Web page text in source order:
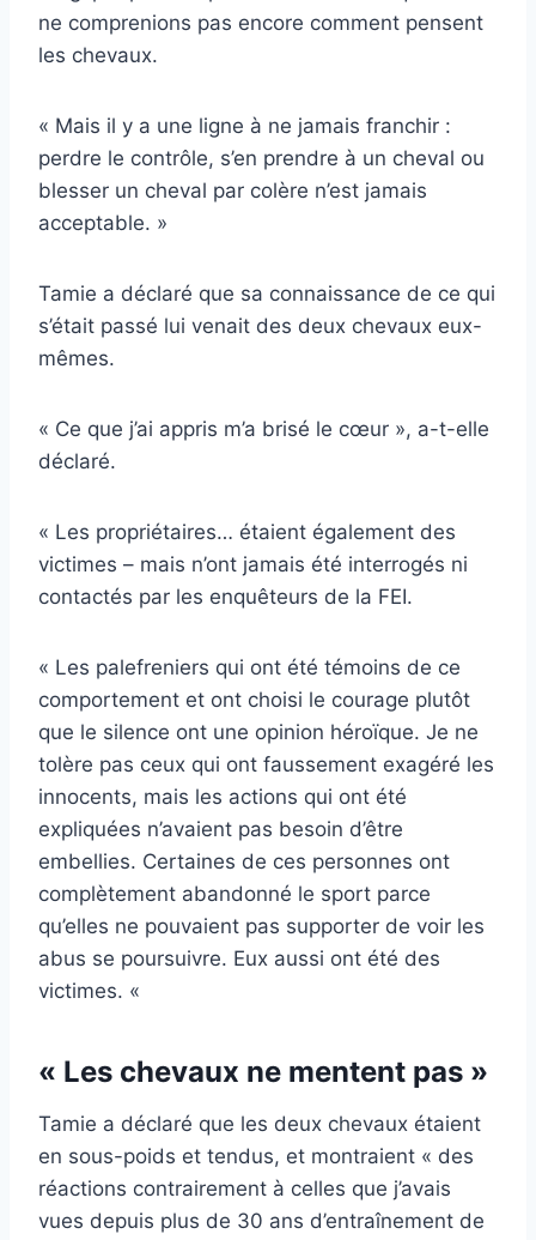
ne comprenions pas encore comment pensent
les chevaux.
« Mais il y a une ligne à ne jamais franchir :
perdre le contrôle, s’en prendre à un cheval ou
blesser un cheval par colère n’est jamais
acceptable. »
Tamie a déclaré que sa connaissance de ce qui
s’était passé lui venait des deux chevaux eux-
mêmes.
« Ce que j’ai appris m’a brisé le cœur », a-t-elle
déclaré.
« Les propriétaires… étaient également des
victimes – mais n’ont jamais été interrogés ni
contactés par les enquêteurs de la FEI.
« Les palefreniers qui ont été témoins de ce
comportement et ont choisi le courage plutôt
que le silence ont une opinion héroïque. Je ne
tolère pas ceux qui ont faussement exagéré les
innocents, mais les actions qui ont été
expliquées n’avaient pas besoin d’être
embellies. Certaines de ces personnes ont
complètement abandonné le sport parce
qu’elles ne pouvaient pas supporter de voir les
abus se poursuivre. Eux aussi ont été des
victimes. «
« Les chevaux ne mentent pas »
Tamie a déclaré que les deux chevaux étaient
en sous-poids et tendus, et montraient « des
réactions contrairement à celles que j’avais
vues depuis plus de 30 ans d’entraînement de